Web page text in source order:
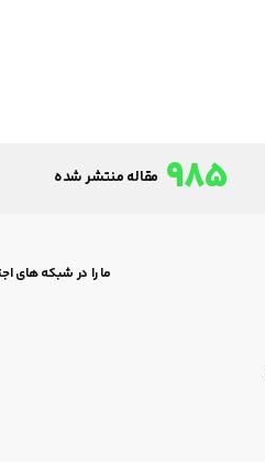
985 مقاله منتشر شده
ما را در شبکه های